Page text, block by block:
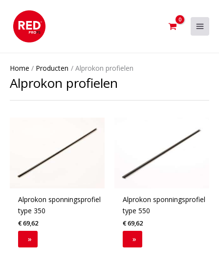
inhoud
Home Producten Alprokon profielen
Alprokon profielen
Alprokon sponningsprofiel
type 350
€69,62
»
Alprokon sponningsprofiel
type 550
€69,62
»